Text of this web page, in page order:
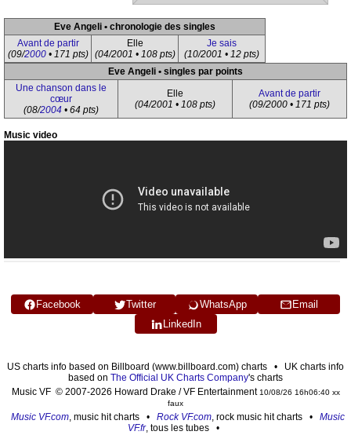
Eve Angeli • chronologie des singles
Avant de partir
(09/2000• 171 pts)
Elle
(04/2001 • 108 pts)
Je sais
(10/2001 • 12 pts)
Eve Angeli • singles par points
Une chanson dans le
cœur
(08/2004 • 64 pts)
Elle
(04/2001 • 108 pts)
Avant de partir
(09/2000 • 171 pts)
Music video
Facebook Twitter WhatsApp
Email
LinkedIn
US charts info based on Billboard (www.billboard.com) charts • UK charts info
based on The Official UK Charts Company's charts
Music VF © 2007-2026 Howard Drake / VF Entertainment 10/08/26 16h06:40 xx
faux
Music VF.com, music hit charts • Rock VF.com, rock music hit charts • Music
VF.fr, tous les tubes •